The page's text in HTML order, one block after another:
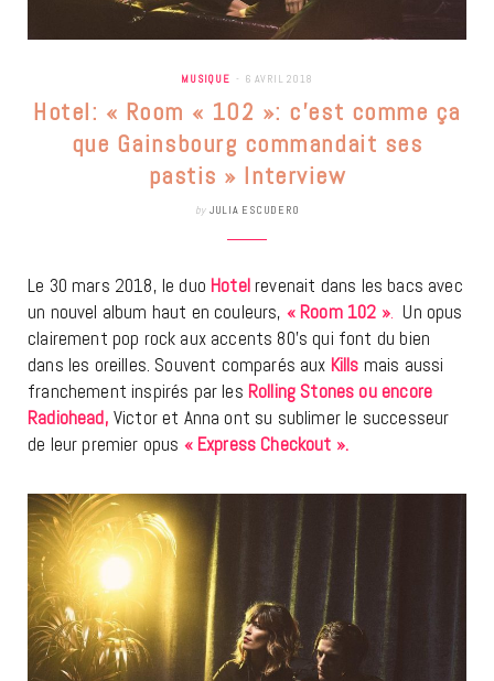
MUSIQUE 6 AVRIL 2018
Hotel: « Room « 102 »: c’est comme ça
que Gainsbourg commandait ses
pastis » Interview
by JULIA ESCUDERO
Le 30 mars 2018, le duo Hotel revenait dans les bacs avec
un nouvel album haut en couleurs, « Room 102 ». Un opus
clairement pop rock aux accents 80’s qui font du bien
dans les oreilles. Souvent comparés aux Kills mais aussi
franchement inspirés par les Rolling Stones ou encore
Radiohead, Victor et Anna ont su sublimer le successeur
de leur premier opus « Express Checkout ».